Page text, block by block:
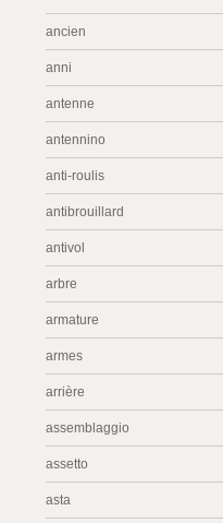
ancien
anni
antenne
antennino
anti-roulis
antibrouillard
antivol
arbre
armature
armes
arrière
assemblaggio
assetto
asta